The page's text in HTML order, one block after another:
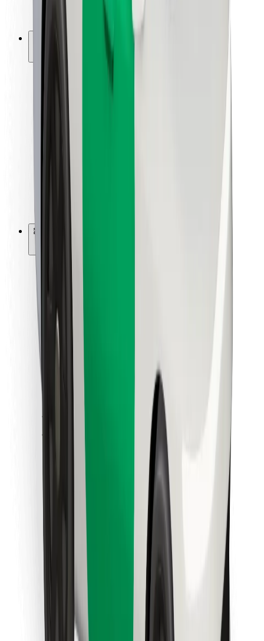
แท่นชาร์จของ Bolt
การสนับสนุน
สำหรับผู้โดยสาร
สำหรับคนขับ
สำหรับพนักงานส่งของ
Bolt Food
สำหรับร้านอาหาร
Bolt for Business
อื่น ๆ
ข้อกำหนด และเงื่อนไข
คุกกี้
ความปลอดภัย
ดาวน์โหลดแอป Bolt
ดาวน์โหลดแอป Bolt Food